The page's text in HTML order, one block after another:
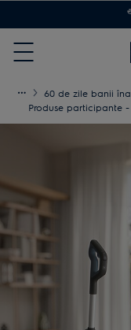
Menu
60 de zile banii
Produse participante